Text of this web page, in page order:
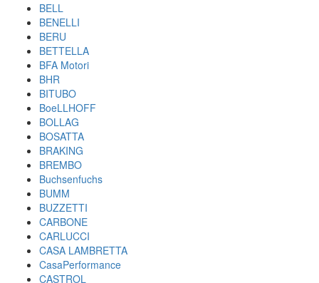
BELL
BENELLI
BERU
BETTELLA
BFA Motori
BHR
BITUBO
BoeLLHOFF
BOLLAG
BOSATTA
BRAKING
BREMBO
Buchsenfuchs
BUMM
BUZZETTI
CARBONE
CARLUCCI
CASA LAMBRETTA
CasaPerformance
CASTROL